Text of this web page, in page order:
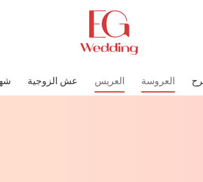
العروسة العريس عش الزوجية